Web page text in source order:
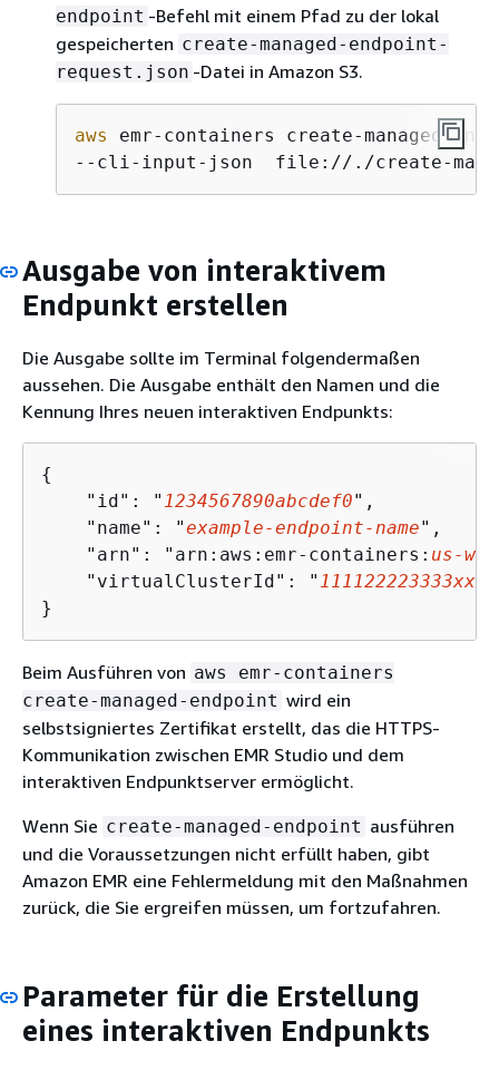
endpoint -Befehl mit einem Pfad zu der lokal
gespeicherten create-managed-endpoint-
request.json -Datei in Amazon S3.
aws
emr-containers create-managed-
‐‐cli-input-json  file://./create-
Ausgabe von interaktivem
Endpunkt erstellen
Die Ausgabe sollte im Terminal folgendermaßen
aussehen. Die Ausgabe enthält den Namen und die
Kennung Ihres neuen interaktiven Endpunkts:
{
    "id": "
1234567890abcdef0",
    "name": "
example-endpoint-name",
    "arn": "arn:aws:emr-containers:
us-
    "virtualClusterId": "
}
Beim Ausführen von aws emr-containers
create-managed-endpoint wird ein
selbstsigniertes Zertifikat erstellt, das die HTTPS-
Kommunikation zwischen EMR Studio und dem
interaktiven Endpunktserver ermöglicht.
Wenn Sie create-managed-endpoint ausführen
und die Voraussetzungen nicht erfüllt haben, gibt
Amazon EMR eine Fehlermeldung mit den Maßnahmen
zurück, die Sie ergreifen müssen, um fortzufahren.
Parameter für die Erstellung
eines interaktiven Endpunkts